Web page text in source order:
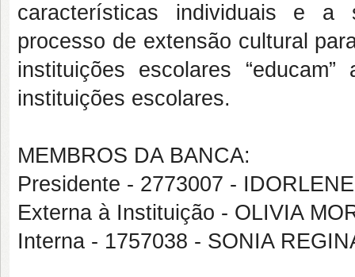
características individuais e a
processo de extensão cultural
instituições escolares
instituições escolares.
MEMBROS DA BANCA:
Presidente - 2773007 -
Externa à Instituição - OLIVIA
Interna - 1757038 - SONIA